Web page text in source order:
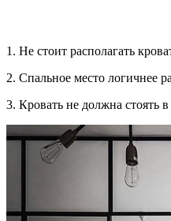
1. Не стоит располагать
2. Спальное место логичнее
3. Кровать не должна стоять